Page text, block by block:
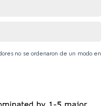
no se ordenaron de un modo en